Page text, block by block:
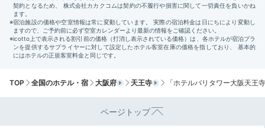
TOP 全国のホテル・宿 大阪府 天王寺 「ホテルバリタワー大阪天王
ページトップ